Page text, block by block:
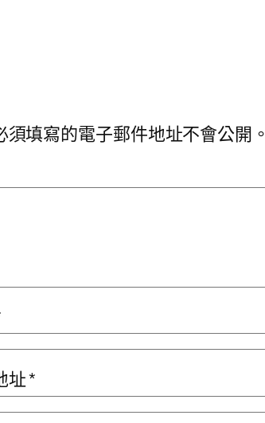
須填寫的電子郵件地址不會公開。
址*